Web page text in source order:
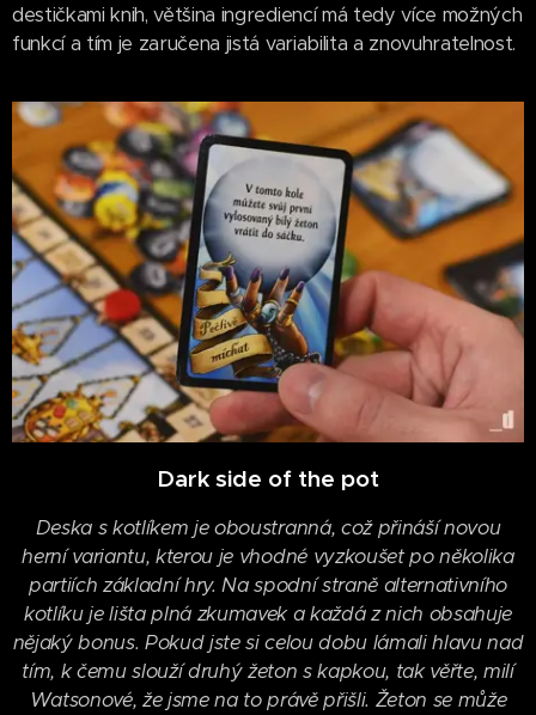
destičkami knih, většina ingrediencí má tedy více možných
funkcí a tím je zaručena jistá variabilita a znovuhratelnost.
Dark side of the pot
Deska s kotlíkem je oboustranná, což přináší novou
herní variantu, kterou je vhodné vyzkoušet po několika
partiích základní hry. Na spodní straně alternativního
kotlíku je lišta plná zkumavek a každá z nich obsahuje
nějaký bonus. Pokud jste si celou dobu lámali hlavu nad
tím, k čemu slouží druhý žeton s kapkou, tak věřte, milí
Watsonové, že jsme na to právě přišli. Žeton se může